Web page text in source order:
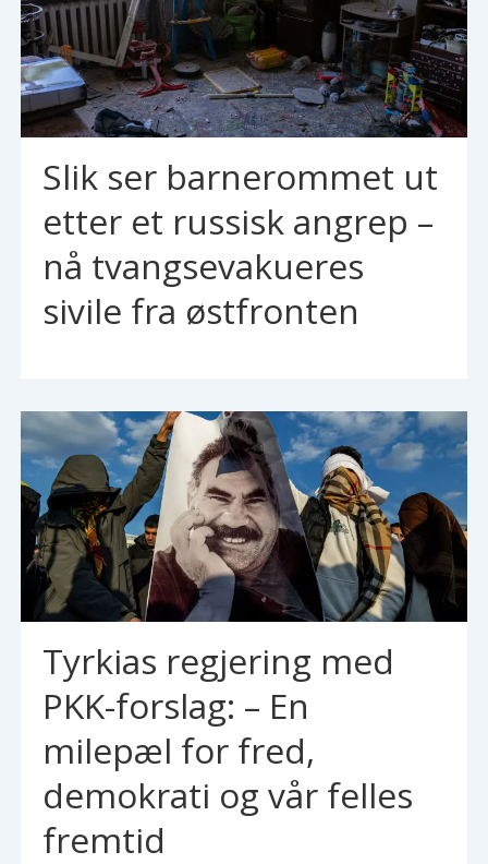
Slik ser barnerommet ut
etter et russisk angrep –
nå tvangsevakueres
sivile fra østfronten
Tyrkias regjering med
PKK-forslag: – En
milepæl for fred,
demokrati og vår felles
fremtid